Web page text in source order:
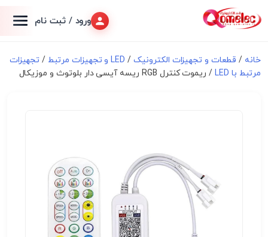
ورود / ثبت نام
خانه / قطعات و تجهیزات الکترونیک/ LED و تجهیزات مرتبط / تجهیزات
مرتبط با LED
/ ریموت کنترل RGB ریسه آیسی دار بلوتوث و موزیکال